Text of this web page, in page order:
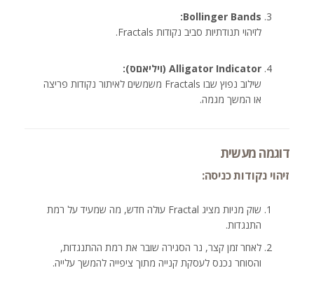
Bollinger Bands:
לזיהוי תנודתיות סביב נקודות Fractals.
Alligator Indicator (ויליאםס):
שילוב נפוץ שבו Fractals משמשים לאיתור נקודות פריצה
או המשך מגמה.
דוגמה מעשית
זיהוי נקודות כניסה:
שוק מניות מציג Fractal עולה חדש, מה שמעיד על רמת
התנגדות.
לאחר זמן קצר, נר הסגירה שובר את רמת ההתנגדות,
והסוחר נכנס לעסקת קנייה מתוך ציפייה להמשך עלייה.